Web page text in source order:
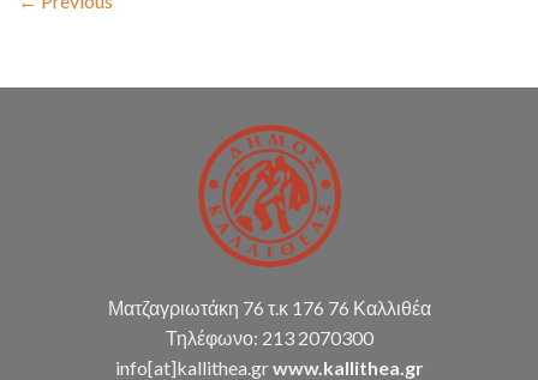
Ματζαγριωτάκη 76 τ.κ 176 76 Καλλιθέα
Τηλέφωνο: 213 2070300
info[at]kallithea.grwww.kallithea.gr